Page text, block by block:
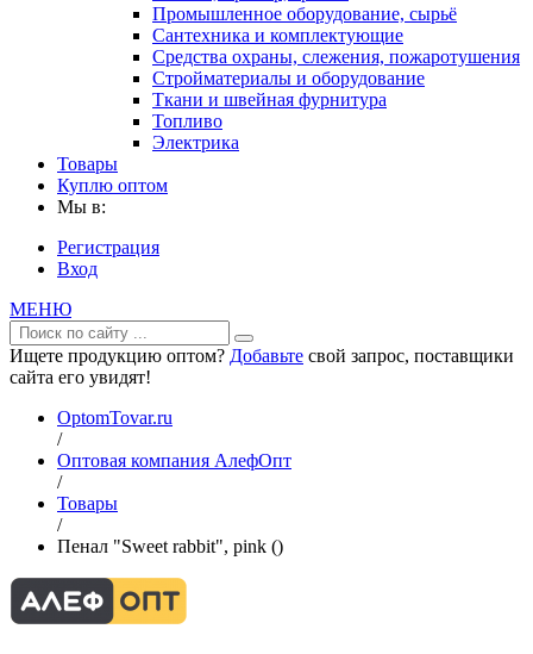
Промышленное оборудование, сырьё
Сантехника и комплектующие
Средства охраны, слежения, пожаротушения
Стройматериалы и оборудование
Ткани и швейная фурнитура
Топливо
Электрика
Товары
Куплю оптом
Мы в:
Регистрация
Вход
МЕНЮ
Ищете продукцию оптом? Добавьте свой запрос, поставщики
сайта его увидят!
OptomTovar.ru
/
Оптовая компания АлефОпт
/
Товары
/
Пенал "Sweet rabbit", pink ()